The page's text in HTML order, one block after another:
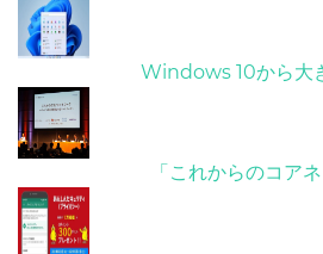
Windows 10から大
「これからのコア